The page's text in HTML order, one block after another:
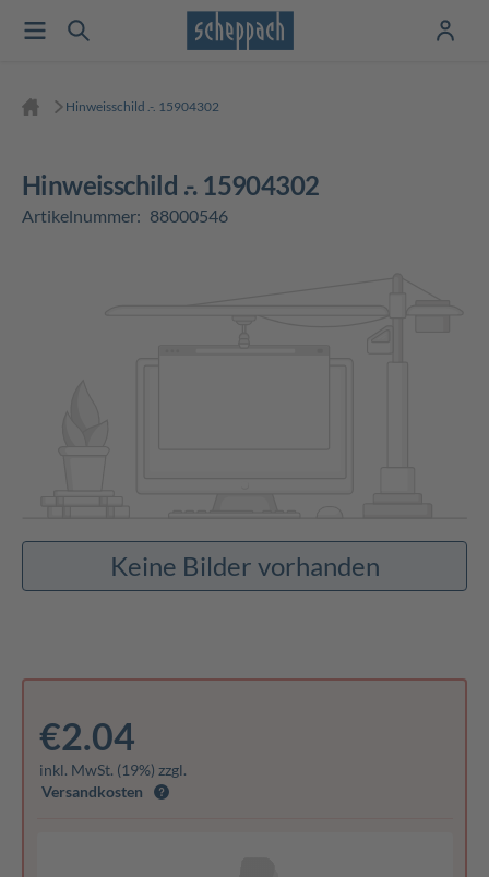
Hinweisschild .-. 15904302
Hinweisschild .-. 15904302
Artikelnummer: 88000546
Keine Bilder vorhanden
€2.04
inkl. MwSt. (19%) zzgl.
Versandkosten